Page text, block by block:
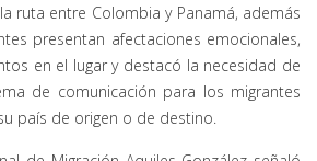
ruta entre Colombia y Panamá, además
presentan afectaciones emocionales,
en el lugar y destacó la necesidad de
de comunicación para los migrantes
país de origen o de destino.